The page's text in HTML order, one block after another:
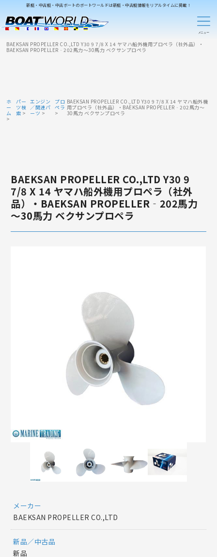
新艇・中古艇・中古ボートのボートワールドは新艇・中古艇情報をリアルタイムに掲載！
BAEKSAN PROPELLER CO.,LTD Y30 9 7/8 X 14 ヤマハ船外機用プロペラ（社外品）・
BAEKSAN PROPELLER‐202馬力～30馬力 ベクサンプロペラ
ホ
ー
ム
パー
ツ検
索
エンジン
／関連パ
ーツ
プロ
ペラ
BAEKSAN PROPELLER CO.,LTD Y30 9 7/8 X 14 ヤマハ船外機
用プロペラ（社外品）・BAEKSAN PROPELLER‐202馬力～
30馬力 ベクサンプロペラ
BAEKSAN PROPELLER CO.,LTD Y30 9
7/8 X 14 ヤマハ船外機用プロペラ（社外
品）・BAEKSAN PROPELLER‐202馬力
～30馬力 ベクサンプロペラ
メーカー
BAEKSAN PROPELLER CO.,LTD
新品／中古品
新品